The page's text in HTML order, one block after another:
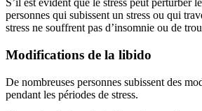
S’il est évident que le stress peut perturber
personnes qui subissent un stress ou qui
stress ne souffrent pas d’insomnie ou de
Modifications de la libido
De nombreuses personnes subissent des
pendant les périodes de stress.